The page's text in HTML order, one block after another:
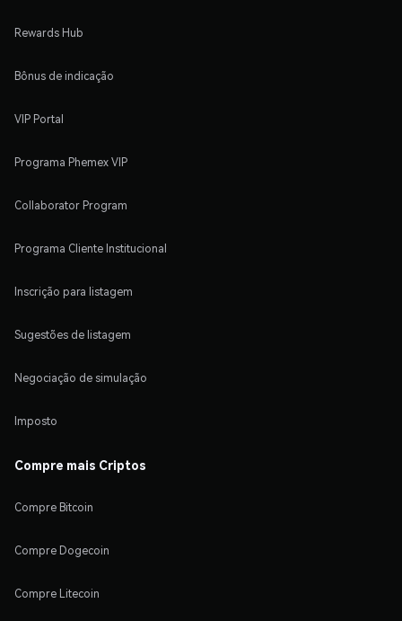
Rewards Hub
Bônus de indicação
VIP Portal
Programa Phemex VIP
Collaborator Program
Programa Cliente Institucional
Inscrição para listagem
Sugestões de listagem
Negociação de simulação
Imposto
Compre mais Criptos
Compre Bitcoin
Compre Dogecoin
Compre Litecoin